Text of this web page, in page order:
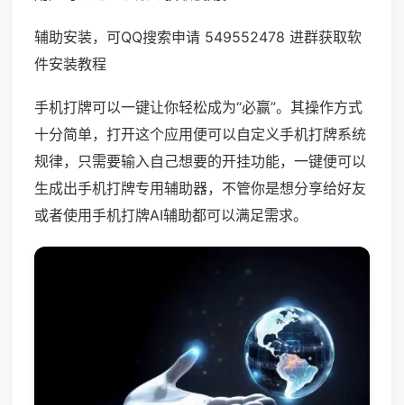
辅助安装，可QQ搜索申请 549552478 进群获取软
件安装教程
手机打牌可以一键让你轻松成为“必赢”。其操作方式
十分简单，打开这个应用便可以自定义手机打牌系统
规律，只需要输入自己想要的开挂功能，一键便可以
生成出手机打牌专用辅助器，不管你是想分享给好友
或者使用手机打牌AI辅助都可以满足需求。